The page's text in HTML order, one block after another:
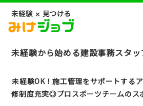
未経験から始める建設事務スタッ
未経験OK！施工管理をサポートする
修制度充実◎プロスポーツチームのス